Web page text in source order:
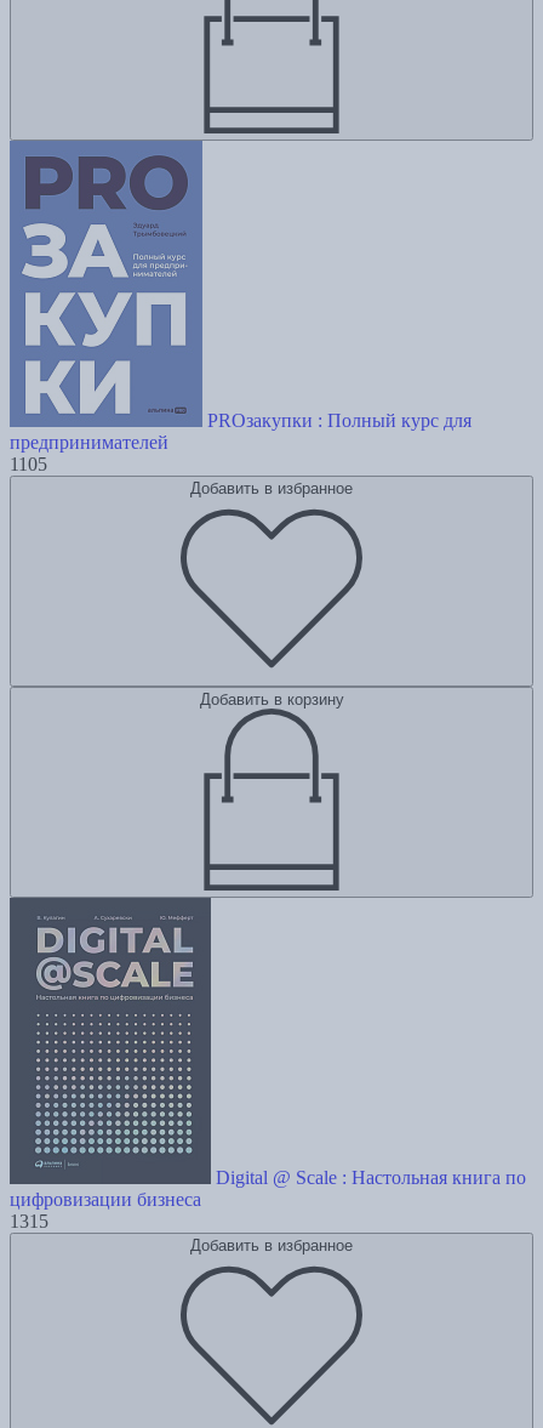
PROзакупки : Полный курс для
предпринимателей
1105
Добавить в избранное
Добавить в корзину
Digital @ Scale : Настольная книга по
цифровизации бизнеса
1315
Добавить в избранное